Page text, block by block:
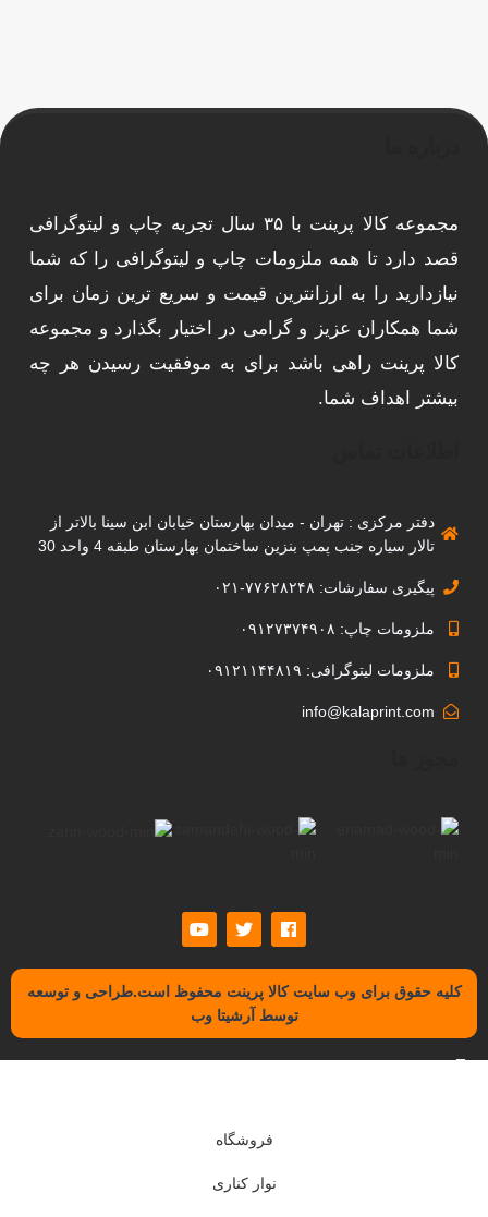
مجموعه کالا پرینت با ۳۵ سال تجربه چاپ و لیتوگرافی
قصد دارد تا همه ملزومات چاپ و لیتوگرافی را که شما
نیازدارید را به ارزانترین قیمت و سریع ترین زمان برای
شما همکاران عزیز و گرامی در اختیار بگذارد و مجموعه
کالا پرینت راهی باشد برای به موفقیت رسیدن هر چه
بیشتر اهداف شما.
دفتر مرکزی : تهران - میدان بهارستان خیابان ابن سینا بالاتر از
تالار سیاره جنب پمپ بنزین ساختمان بهارستان طبقه 4 واحد 30
پیگیری سفارشات: ۷۷۶۲۸۲۴۸-۰۲۱
ملزومات چاپ: ۰۹۱۲۷۳۷۴۹۰۸
ملزومات لیتوگرافی: ۰۹۱۲۱۱۴۴۸۱۹
info@kalaprint.com
کلیه حقوق برای وب سایت کالا پرینت محفوظ است.طراحی و توسعه
توسط آرشیتا وب
فروشگاه
نوار کناری